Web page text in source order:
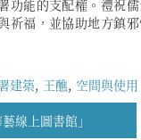
功能的支配權。禮祝
祈福，並協助地方鎮
建築, 王醮, 空間與使用
線上圖書館」